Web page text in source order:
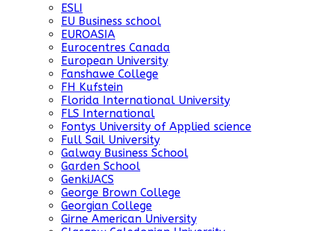
ESLI
EU Business school
EUROASIA
Eurocentres Canada
European University
Fanshawe College
FH Kufstein
Florida International University
FLS International
Fontys University of Applied science
Full Sail University
Galway Business School
Garden School
GenkiJACS
George Brown College
Georgian College
Girne American University